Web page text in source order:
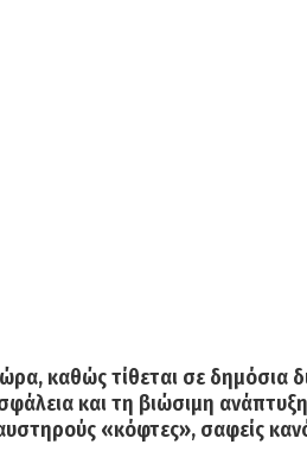
καθώς τίθεται σε δημόσια
και τη βιώσιμη
«κόφτες», σαφείς